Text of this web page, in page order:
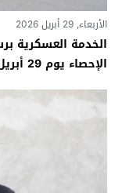
الأربعاء, 29 أبريل 2026
الإحصاء يوم 29 أبريل